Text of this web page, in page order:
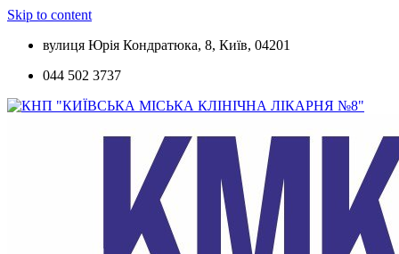
Skip to content
вулиця Юрія Кондратюка, 8, Київ, 04201
044 502 3737